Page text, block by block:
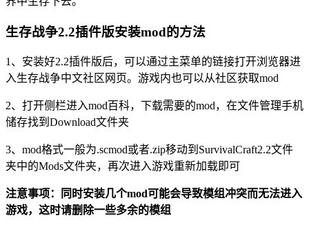
生存战争2.2插件版安装mod的方法
1、安装好2.2插件版后，可以通过主菜单的链接打开浏览器进
入生存战争中文社区网页。游戏内也可以从社区获取mod
2、打开侧栏进入mod百科，下载需要的mod，在文件管理手机
储存找到Download文件夹
3、mod格式一般为.scmod或者.zip移动到SurvivalCraft2.2文件
夹中的Mods文件夹，再次进入游戏重新加载即可
注意事项：同时安装几个mod可能会导致模组冲突而无法进入
游戏，这时请删除一些多余的模组